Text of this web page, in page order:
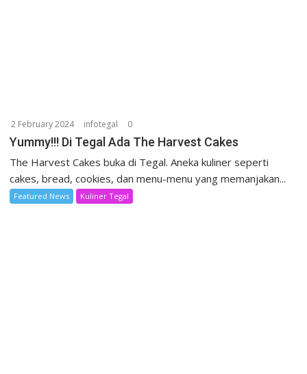
2 February 2024 infotegal 0
Yummy!!! Di Tegal Ada The Harvest Cakes
The Harvest Cakes buka di Tegal. Aneka kuliner seperti
cakes, bread, cookies, dan menu-menu yang memanjakan...
Featured News Kuliner Tegal